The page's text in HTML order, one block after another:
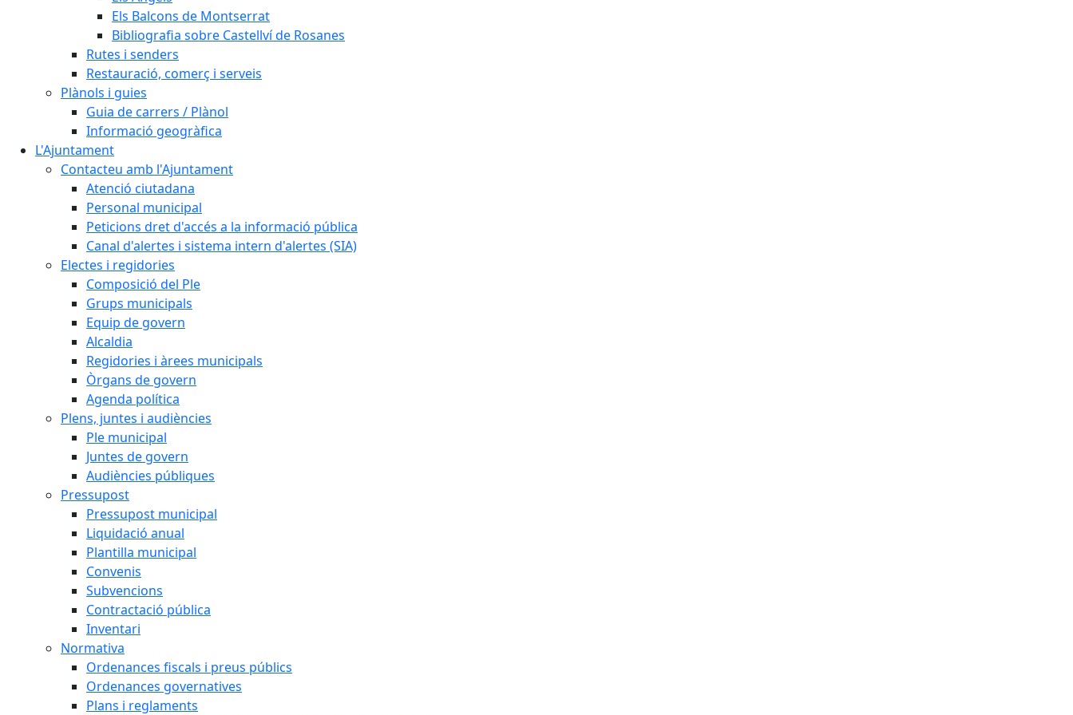
Els Balcons de Montserrat
Bibliografia sobre Castellví de Rosanes
Rutes i senders
Restauració, comerç i serveis
Plànols i guies
Guia de carrers / Plànol
Informació geogràfica
L'Ajuntament
Contacteu amb l'Ajuntament
Atenció ciutadana
Personal municipal
Peticions dret d'accés a la informació pública
Canal d'alertes i sistema intern d'alertes (SIA)
Electes i regidories
Composició del Ple
Grups municipals
Equip de govern
Alcaldia
Regidories i àrees municipals
Òrgans de govern
Agenda política
Plens, juntes i audiències
Ple municipal
Juntes de govern
Audiències públiques
Pressupost
Pressupost municipal
Liquidació anual
Plantilla municipal
Convenis
Subvencions
Contractació pública
Inventari
Normativa
Ordenances fiscals i preus públics
Ordenances governatives
Plans i reglaments